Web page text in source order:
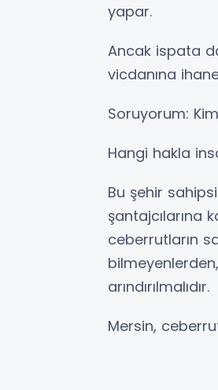
yapar.
Ancak ispata
vicdanına
Soruyorum:
Hangi hakla
Bu şehir
şantajcılarına
ceberrutların
arındırılmalıdır.
Mersin,